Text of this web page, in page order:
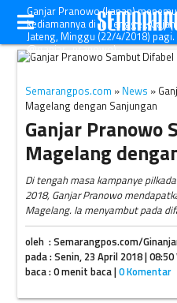
Ganjar Pranowo (kanan)
kediamannya di Jl. Tengger,
Jateng, Minggu (22/4/2018)
@ganjar_pranowo)
Semarangpos.com » News »
Magelang dengan Sanjungan
Ganjar Pranowo
Magelang
Di tengah masa kampanye
2018, Ganjar Pranowo
Magelang. Ia menyambut pada
oleh : Semarangpos.com/
pada : Senin, 23 April 2018 | 08:50
baca : 0 menit baca |0 Komentar